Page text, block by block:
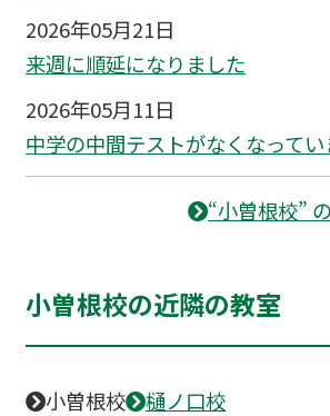
2026年05月21日
来週に順延になりました
2026年05月11日
中学の中間テストがなくなってい
“小曽根校”
小曽根校の近隣の教室
小曽根校 樋ノ口校